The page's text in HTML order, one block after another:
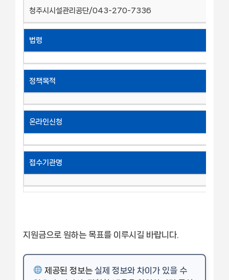
청주시시설관리공단/043-270-7336
법령
정책목적
온라인신청
접수기관명
지원금으로 원하는 목표를 이루시길 바랍니다.
제공된 정보는실제 정보와 차이가 있을 수